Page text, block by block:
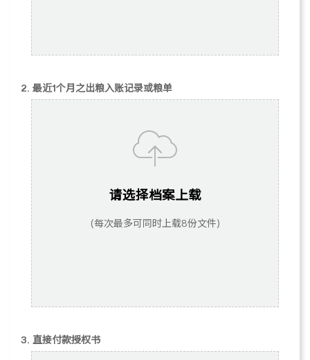
2. 最近1个月之出粮入账记录或粮单
请选择档案上载
(每次最多可同时上载8份文件)
3. 直接付款授权书